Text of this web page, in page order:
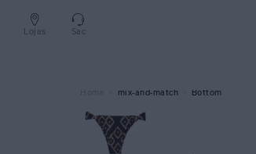
Lojas Sac
mix-and-match Bottom